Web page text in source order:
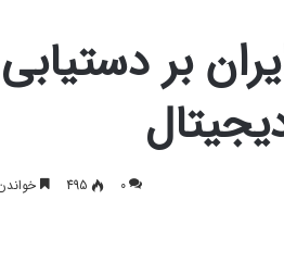
ایران بر
0
495 خواندن این